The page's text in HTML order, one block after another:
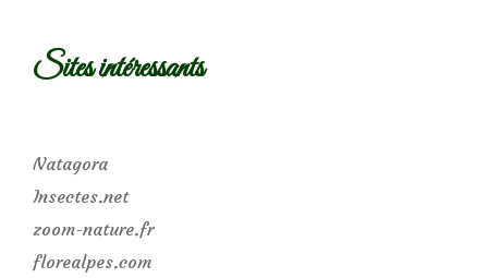
Sites intéressants
Natagora
Insectes.net
zoom-nature.fr
florealpes.com